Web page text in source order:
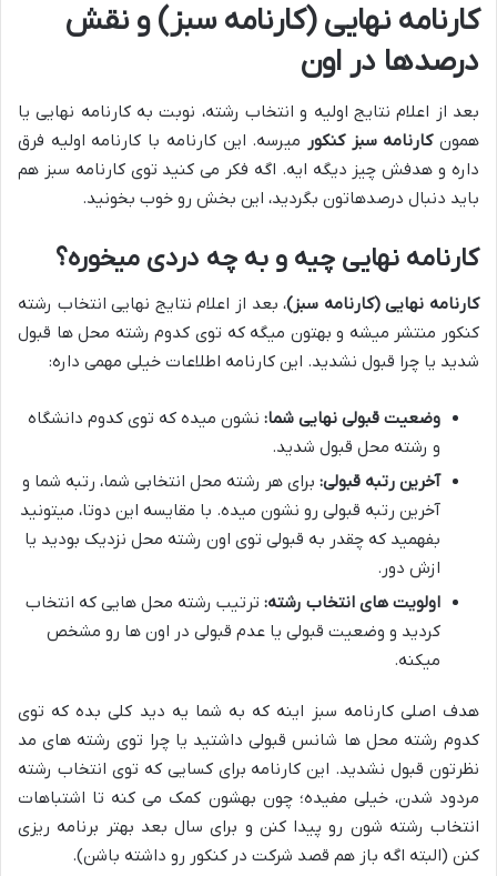
کارنامه نهایی (کارنامه سبز) و نقش
درصدها در اون
بعد از اعلام نتایج اولیه و انتخاب رشته، نوبت به کارنامه نهایی یا
همونکارنامه سبز کنکور میرسه. این کارنامه با کارنامه اولیه فرق
داره و هدفش چیز دیگه ایه. اگه فکر می کنید توی کارنامه سبز هم
باید دنبال درصدهاتون بگردید، این بخش رو خوب بخونید.
کارنامه نهایی چیه و به چه دردی میخوره؟
کارنامه نهایی (کارنامه سبز)، بعد از اعلام نتایج نهایی انتخاب رشته
کنکور منتشر میشه و بهتون میگه که توی کدوم رشته محل ها قبول
شدید یا چرا قبول نشدید. این کارنامه اطلاعات خیلی مهمی داره:
وضعیت قبولی نهایی شما: نشون میده که توی کدوم دانشگاه
و رشته محل قبول شدید.
آخرین رتبه قبولی: برای هر رشته محل انتخابی شما، رتبه شما و
آخرین رتبه قبولی رو نشون میده. با مقایسه این دوتا، میتونید
بفهمید که چقدر به قبولی توی اون رشته محل نزدیک بودید یا
ازش دور.
اولویت های انتخاب رشته: ترتیب رشته محل هایی که انتخاب
کردید و وضعیت قبولی یا عدم قبولی در اون ها رو مشخص
میکنه.
هدف اصلی کارنامه سبز اینه که به شما یه دید کلی بده که توی
کدوم رشته محل ها شانس قبولی داشتید یا چرا توی رشته های مد
نظرتون قبول نشدید. این کارنامه برای کسایی که توی انتخاب رشته
مردود شدن، خیلی مفیده؛ چون بهشون کمک می کنه تا اشتباهات
انتخاب رشته شون رو پیدا کنن و برای سال بعد بهتر برنامه ریزی
کنن (البته اگه باز هم قصد شرکت در کنکور رو داشته باشن).